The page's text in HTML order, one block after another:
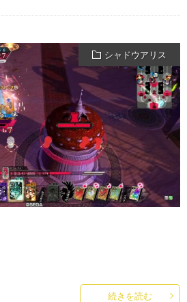
シャドウアリス
続きを読む